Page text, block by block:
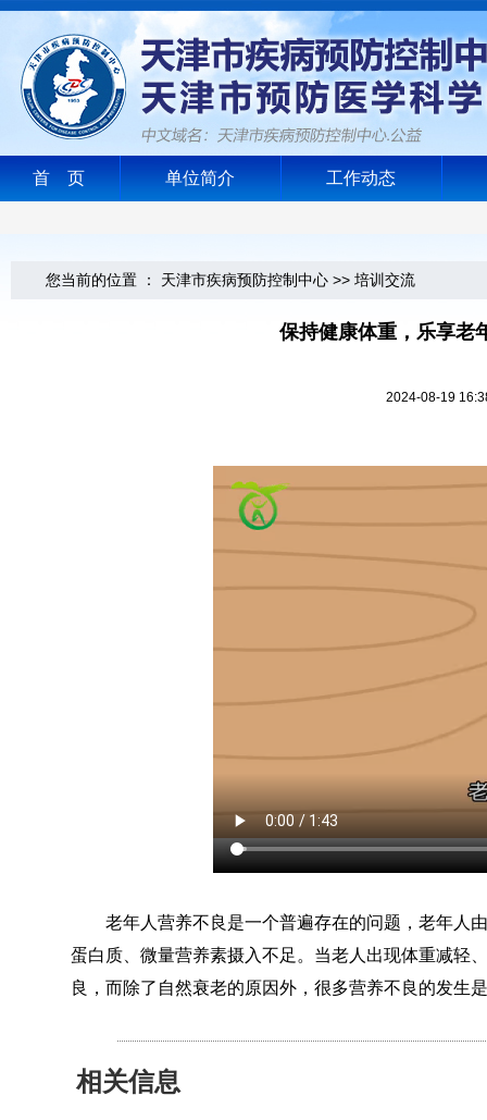
首 页 单位简介 工作动态
您当前的位置 ： 天津市疾病预防控制中心 >> 培训交流
保持健康体重，乐享
2024-08-19
老年人营养不良是一个普遍存在的问题，老年人由
蛋白质、微量营养素摄入不足。当老人出现体重减轻
良，而除了自然衰老的原因外，很多营养不良的发生
相关信息